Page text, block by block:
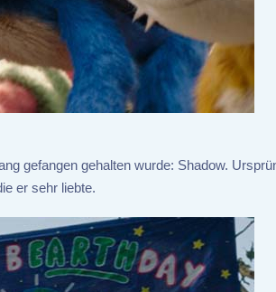
gefangen gehalten wurde: Shadow.
er sehr liebte.